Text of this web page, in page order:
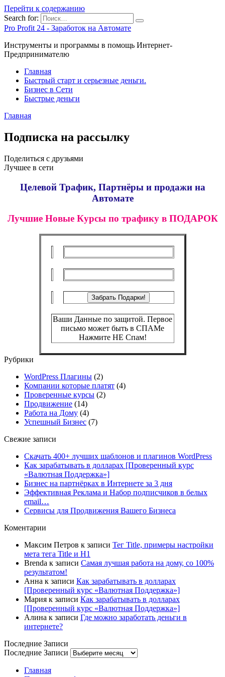
Перейти к содержанию
Search for:
Pro Profit 24 - Заработок на Автомате
Инструменты и программы в помощь Интернет-
Предпринимателю
Главная
Быстрый старт и серьезные деньги.
Бизнес в Сети
Быстрые деньги
Главная
Подписка на рассылку
Поделиться с друзьями
Лучшее в сети
Целевой Трафик, Партнёры и продажи на
Автомате
Лучшие Новые Курсы по трафику в ПОДАРОК
Ваши Данные по защитой. Первое
письмо может быть в СПАМе
Нажмите НЕ Спам!
Рубрики
WordPress Плагины (2)
Компании которые платят (4)
Проверенные курсы (2)
Продвижение (14)
Работа на Дому (4)
Успешный Бизнес (7)
Свежие записи
Скачать 400+ лучших шаблонов и плагинов WordPress
Как зарабатывать в долларах [Проверенный курс
«Валютная Поддержка»]
Бизнес на партнёрках в Интернете за 3 дня
Эффективная Реклама и Набор подписчиков в белых
email…
Сервисы для Продвижения Вашего Бизнеса
Коментарии
Максим Петров к записи Тег Title, примеры настройки
мета тега Title и H1
Brenda к записи Самая лучшая работа на дому, со 100%
результатом!
Анна к записи Как зарабатывать в долларах
[Проверенный курс «Валютная Поддержка»]
Мария к записи Как зарабатывать в долларах
[Проверенный курс «Валютная Поддержка»]
Алина к записи Где можно заработать деньги в
интернете?
Последние Записи
Последние Записи
Главная